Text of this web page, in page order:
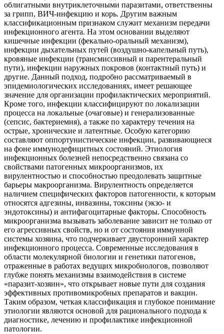
облигатными внутриклеточными паразитами, ответственны
за грипп, ВИЧ-инфекцию и корь. Другим важным
классификационным признаком служит механизм передачи
инфекционного агента. На этом основании выделяют
кишечные инфекции (фекально-оральный механизм),
инфекции дыхательных путей (воздушно-капельный путь),
кровяные инфекции (трансмиссивный и парентеральный
пути), инфекции наружных покровов (контактный путь) и
другие. Данный подход, подробно рассматриваемый в
эпидемиологических исследованиях, имеет решающее
значение для организации профилактических мероприятий.
Кроме того, инфекции классифицируют по локализации
процесса на локальные (очаговые) и генерализованные
(сепсис, бактериемия), а также по характеру течения на
острые, хронические и латентные. Особую категорию
составляют оппортунистические инфекции, развивающиеся
на фоне иммунодефицитных состояний. Этиология
инфекционных болезней непосредственно связана со
свойствами патогенных микроорганизмов, их
вирулентностью и способностью преодолевать защитные
барьеры макроорганизма. Вирулентность определяется
наличием специфических факторов патогенности, к которым
относятся адгезины, инвазины, токсины (экзо- и
эндотоксины) и антифагоцитарные факторы. Способность
микроорганизма вызывать заболевание зависит не только от
его агрессивных свойств, но и от состояния иммунной
системы хозяина, что подчеркивает двусторонний характер
инфекционного процесса. Современные исследования в
области молекулярной биологии и генетики патогенов,
отраженные в работах ведущих микробиологов, позволяют
глубже понять механизмы взаимодействия в системе
«паразит-хозяин», что открывает новые пути для создания
эффективных противомикробных препаратов и вакцин.
Таким образом, четкая классификация и глубокое понимание
этиологии являются основой для рационального подхода к
диагностике, лечению и профилактике инфекционной
патологии.